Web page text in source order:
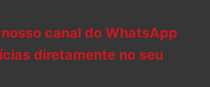
canal do WhatsApp
diretamente no seu